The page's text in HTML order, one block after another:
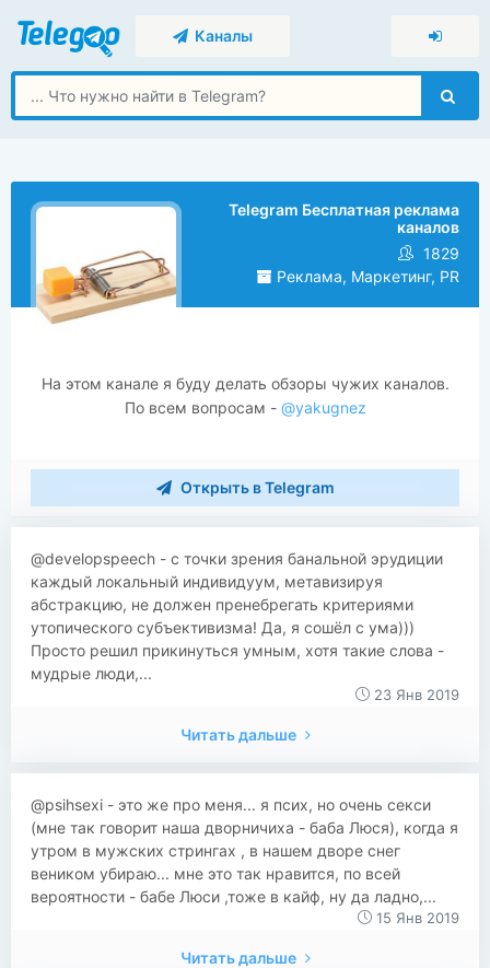
Каналы
Telegram Бесплатная реклама
каналов
1829
Реклама, Маркетинг, PR
На этом канале я буду делать обзоры чужих каналов.
По всем вопросам -@yakugnez
Открыть в Telegram
@developspeech - с точки зрения банальной эрудиции
каждый локальный индивидуум, метавизируя
абстракцию, не должен пренебрегать критериями
утопического субъективизма! Да, я сошёл с ума)))
Просто решил прикинуться умным, хотя такие слова -
мудрые люди,...
23 Янв 2019
Читать дальше
@psihsexi - это же про меня... я псих, но очень секси
(мне так говорит наша дворничиха - баба Люся), когда я
утром в мужских стрингах , в нашем дворе снег
веником убираю... мне это так нравится, по всей
вероятности - бабе Люси ,тоже в кайф, ну да ладно,...
15 Янв 2019
Читать дальше